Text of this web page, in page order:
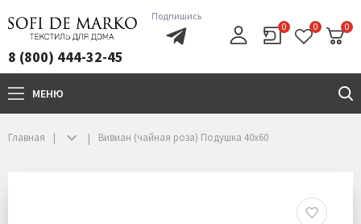
8 (800) 444-32-45
Подпишись
0 0 0
МЕНЮ
Главная Вивиан (чайная роза) Подушка 40х60